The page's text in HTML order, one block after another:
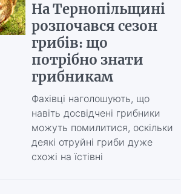
На Тернопільщині
розпочався сезон
грибів: що
потрібно знати
грибникам
Фахівці наголошують, що
навіть досвідчені грибники
можуть помилитися, оскільки
деякі отруйні гриби дуже
схожі на їстівні